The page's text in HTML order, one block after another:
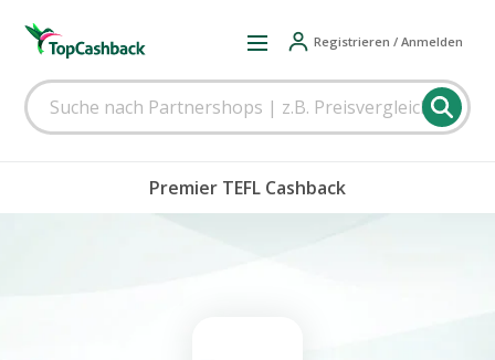
Registrieren / Anmelden
Premier TEFL Cashback